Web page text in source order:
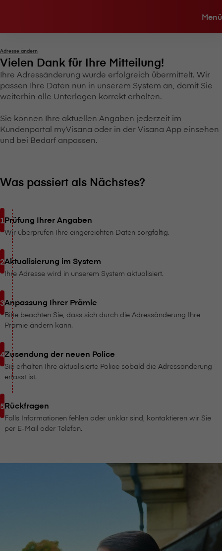
Menü
Adresse ändern
Vielen Dank für Ihre Mitteilung!
Ihre Adressänderung wurde erfolgreich übermittelt. Wir
passen Ihre Daten nun in unserem System an, damit Sie
weiterhin alle Unterlagen korrekt erhalten.
Sie können Ihre aktuellen Angaben jederzeit im
Kundenportal myVisana oder in der V⁠i⁠s⁠a⁠n⁠a App einsehen
und bei Bedarf anpassen.
Was passiert als Nächstes?
Prüfung Ihrer Angaben
Wir überprüfen Ihre eingereichten Daten sorgfältig.
Aktualisierung im System
Ihre Adresse wird in unserem System aktualisiert.
Anpassung Ihrer Prämie
Bitte beachten Sie, dass sich durch die Adressänderung Ihre
Prämie ändern kann.
Zusendung der neuen Police
Sie erhalten Ihre aktualisierte Police sobald die Adressänderung
erfasst ist.
Rückfragen
Falls Informationen fehlen oder unklar sind, kontaktieren wir Sie
per E-Mail oder Telefon.